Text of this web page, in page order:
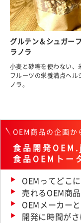
グルテン＆シュガー
ラノラ
小麦と砂糖を使わない、
フルーツの栄養満点ヘル
ノラ。
OEM商品の企画か
食品開発
食品OEMトー
OEMってどこ
売れるOEM商
OEMメーカー
開発に時間が